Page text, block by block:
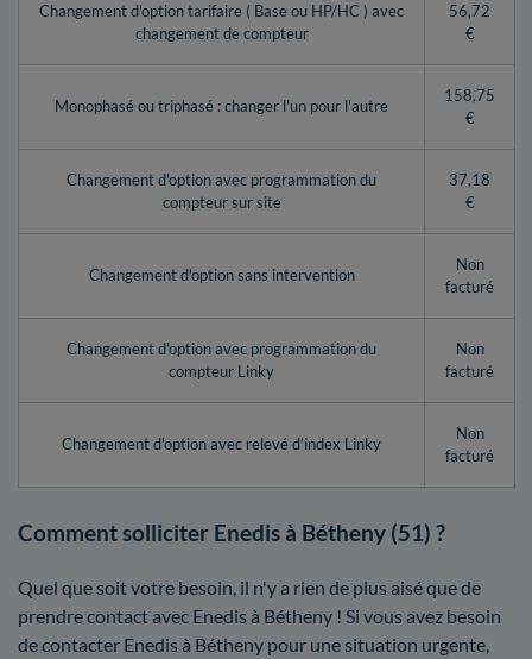
Changement d'option tarifaire ( Base ou HP/HC ) avec
changement de compteur
56,72
€
Monophasé ou triphasé : changer l'un pour l'autre
158,75
€
Changement d'option avec programmation du
compteur sur site
37,18
€
Changement d'option sans intervention
Non
facturé
Changement d'option avec programmation du
compteur Linky
Non
facturé
Changement d'option avec relevé d’index Linky
Non
facturé
Comment solliciter Enedis à Bétheny (51) ?
Quel que soit votre besoin, il n'y a rien de plus aisé que de
prendre contact avec Enedis à Bétheny ! Si vous avez besoin
de contacter Enedis à Bétheny pour une situation urgente,